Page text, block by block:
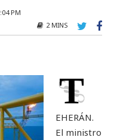
PM
2 MINS
T
EHERÁN.
El ministro